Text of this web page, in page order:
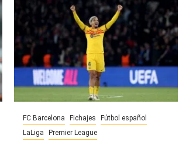
FC Barcelona Fichajes
Fútbol español
LaLiga
Premier League